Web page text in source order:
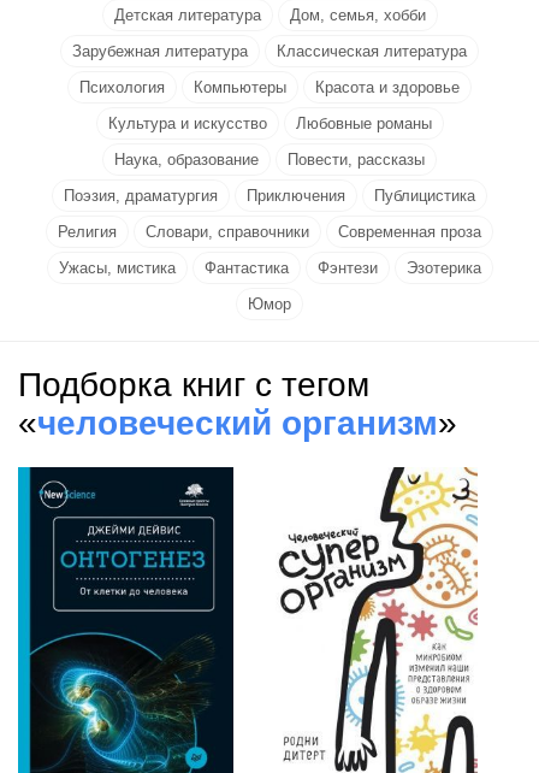
Детская литература
Дом, семья, хобби
Зарубежная литература
Классическая литература
Психология
Компьютеры
Красота и здоровье
Культура и искусство
Любовные романы
Наука, образование
Повести, рассказы
Поэзия, драматургия
Приключения
Публицистика
Религия
Словари, справочники
Современная проза
Ужасы, мистика
Фантастика Фэнтези
Эзотерика
Юмор
Подборка книг с тегом
«человеческий организм»